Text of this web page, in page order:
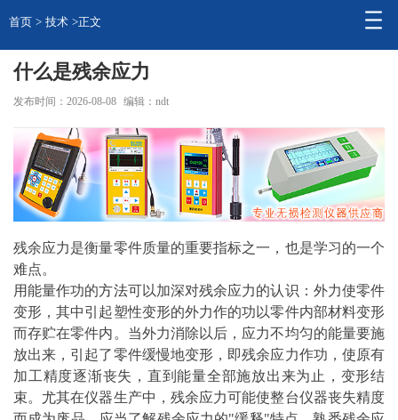
首页 > 技术 >正文
什么是残余应力
发布时间：2026-08-08 编辑：ndt
残余应力是衡量零件质量的重要指标之一，也是学习的一个
难点。
用能量作功的方法可以加深对残余应力的认识：外力使零件
变形，其中引起塑性变形的外力作的功以零件内部材料变形
而存贮在零件内。当外力消除以后，应力不均匀的能量要施
放出来，引起了零件缓慢地变形，即残余应力作功，使原有
加工精度逐渐丧失，直到能量全部施放出来为止，变形结
束。尤其在仪器生产中，残余应力可能使整台仪器丧失精度